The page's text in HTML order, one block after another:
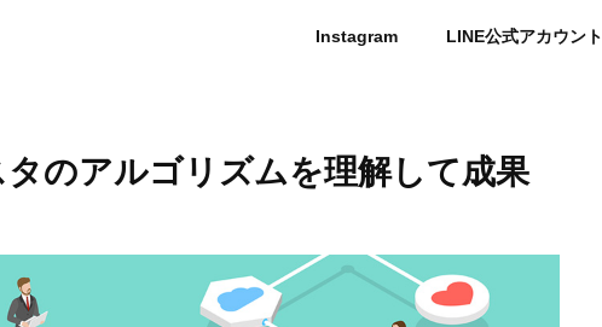
Instagram LINE公式アカウント
のアルゴリズムを理解して成果